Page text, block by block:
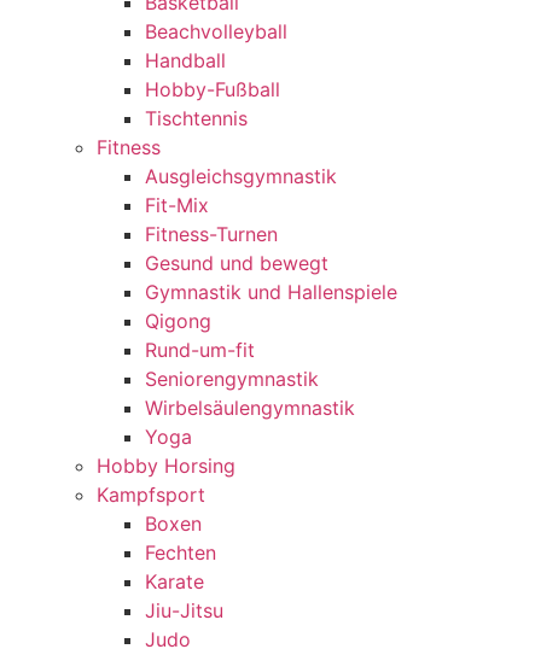
Beachvolleyball
Handball
Hobby-Fußball
Tischtennis
Fitness
Ausgleichsgymnastik
Fit-Mix
Fitness-Turnen
Gesund und bewegt
Gymnastik und Hallenspiele
Qigong
Rund-um-fit
Seniorengymnastik
Wirbelsäulengymnastik
Yoga
Hobby Horsing
Kampfsport
Boxen
Fechten
Karate
Jiu-Jitsu
Judo